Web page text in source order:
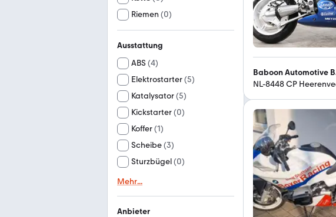
Riemen (0)
Ausstattung
ABS (4)
Elektrostarter(5)
Katalysator(5)
Kickstarter(0)
Koffer(1)
Scheibe(3)
Sturzbügel(0)
Mehr...
Anbieter
Baboon Automotive
NL-8448 CP